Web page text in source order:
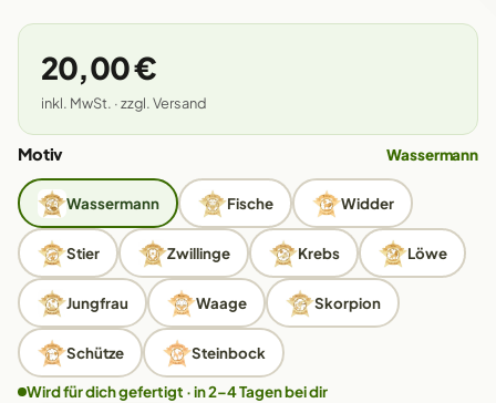
20,00 €
inkl. MwSt. · zzgl. Versand
Motiv Wassermann
Wassermann Fische Widder
Stier Zwillinge Krebs Löwe
Jungfrau Waage Skorpion
Schütze Steinbock
Wird für dich gefertigt · in 2–4 Tagen bei dir